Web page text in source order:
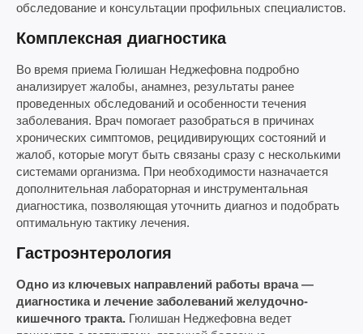
обследование и консультации профильных специалистов.
Комплексная диагностика
Во время приема Гюлишан Неджефовна подробно
анализирует жалобы, анамнез, результаты ранее
проведенных обследований и особенности течения
заболевания. Врач помогает разобраться в причинах
хронических симптомов, рецидивирующих состояний и
жалоб, которые могут быть связаны сразу с несколькими
системами организма. При необходимости назначается
дополнительная лабораторная и инструментальная
диагностика, позволяющая уточнить диагноз и подобрать
оптимальную тактику лечения.
Гастроэнтерология
Одно из ключевых направлений работы врача —
диагностика и лечение заболеваний желудочно-
кишечного тракта. Гюлишан Неджефовна ведет